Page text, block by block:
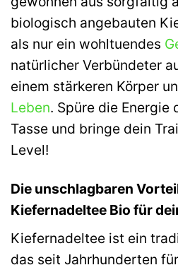
biologisch angebauten
als nur ein wohltuendes
natürlicher Verbündeter
einem stärkeren Körper
Leben. Spüre die Energie
Tasse und bringe dein
Level!
Die unschlagbaren
Kiefernadeltee Bio für
Kiefernadeltee ist ein
das seit Jahrhunderten